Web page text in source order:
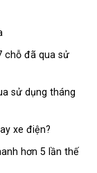
chỗ đã qua sử
sử dụng tháng
xe điện?
hơn 5 lần thế